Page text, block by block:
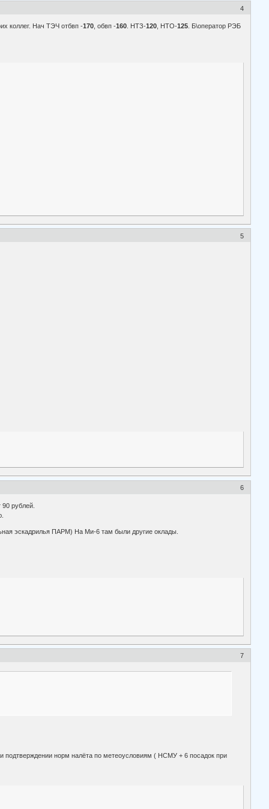
4
коллег. Нач ТЭЧ отбвп -170 , обвп -160 . НТЗ-120 , НТО-125 . Б\оператор РЭБ
5
6
рублей.
эскадрилья ПАРМ) На Ми-6 там были другие оклады.
7
подтверждении норм налёта по метеоусловиям ( НСМУ + 6 посадок при